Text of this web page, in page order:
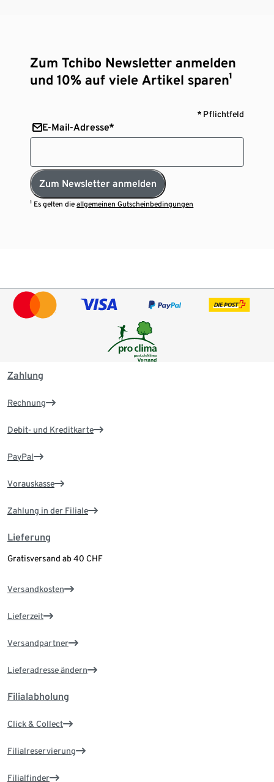
Zum Tchibo Newsletter anmelden
und 10% auf viele Artikel sparen¹
* Pflichtfeld
E-Mail-Adresse*
Zum Newsletter anmelden
¹ Es gelten dieallgemeinen Gutscheinbedingungen
Zahlung
Rechnung
Debit- und Kreditkarte
PayPal
Vorauskasse
Zahlung in der Filiale
Lieferung
Gratisversand ab 40 CHF
Versandkosten
Lieferzeit
Versandpartner
Lieferadresse ändern
Filialabholung
Click & Collect
Filialreservierung
Filialfinder